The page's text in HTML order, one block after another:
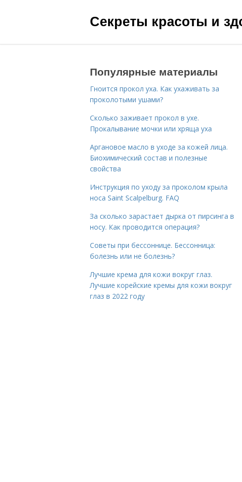
Секреты красоты и
Популярные материалы
Гноится прокол уха. Как ухаживать за
проколотыми ушами?
Сколько заживает прокол в ухе.
Прокалывание мочки или хряща уха
Аргановое масло в уходе за кожей лица.
Биохимический состав и полезные
свойства
Инструкция по уходу за проколом крыла
носа Saint Scalpelburg. FAQ
За сколько зарастает дырка от пирсинга в
носу. Как проводится операция?
Советы при бессоннице. Бессонница:
болезнь или не болезнь?
Лучшие крема для кожи вокруг глаз.
Лучшие корейские кремы для кожи вокруг
глаз в 2022 году